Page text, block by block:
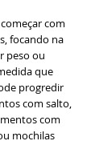
com
focando na
peso ou
que
progredir
com salto,
com
mochilas